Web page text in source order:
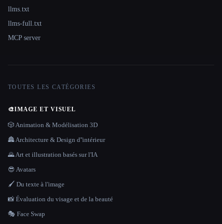
llms.txt
llms-full.txt
MCP server
TOUTES LES CATÉGORIES
🎨IMAGE ET VISUEL
🎲 Animation & Modélisation 3D
🏯 Architecture & Design d''intérieur
🌄 Art et illustration basés sur l'IA
😎 Avatars
🖌️ Du texte à l'image
📸 Évaluation du visage et de la beauté
🎭 Face Swap